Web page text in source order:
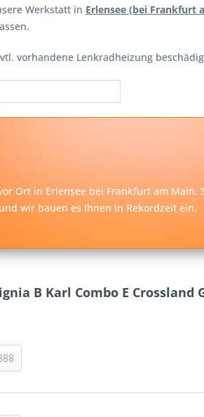
Werkstatt in Erlensee (bei Frankfurt
vorhandene Lenkradheizung
Ort in Erlensee bei Frankfurt am Main.
wir bauen es Ihnen in Rekordzeit ein.
B Karl Combo E